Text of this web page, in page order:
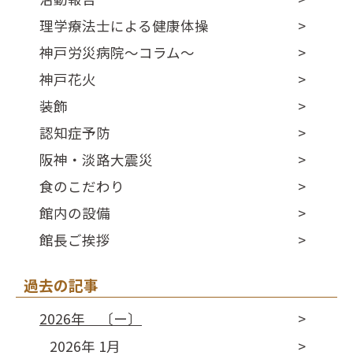
理学療法士による健康体操
神戸労災病院～コラム～
神戸花火
装飾
認知症予防
阪神・淡路大震災
食のこだわり
館内の設備
館長ご挨拶
過去の記事
2026年 〔ー〕
2026年 1月